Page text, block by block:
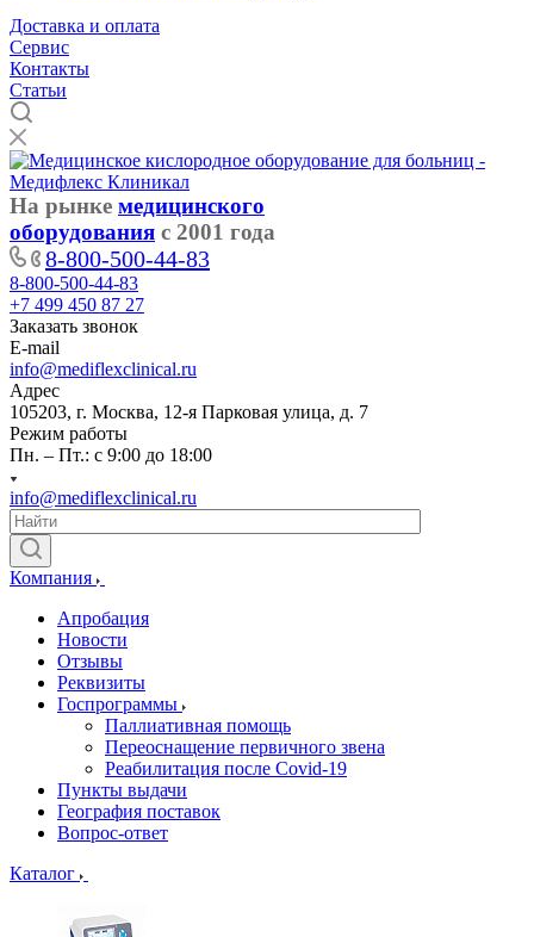
Доставка и оплата
Cервис
Контакты
Статьи
На рынке медицинского
оборудования с 2001 года
8-800-500-44-83
8-800-500-44-83
+7 499 450 87 27
Заказать звонок
E-mail
info@mediflexclinical.ru
Адрес
105203, г. Москва, 12-я Парковая улица, д. 7
Режим работы
Пн. – Пт.: с 9:00 до 18:00
info@mediflexclinical.ru
Компания
Апробация
Новости
Отзывы
Реквизиты
Госпрограммы
Паллиативная помощь
Переоснащение первичного звена
Реабилитация после Covid-19
Пункты выдачи
География поставок
Вопрос-ответ
Каталог